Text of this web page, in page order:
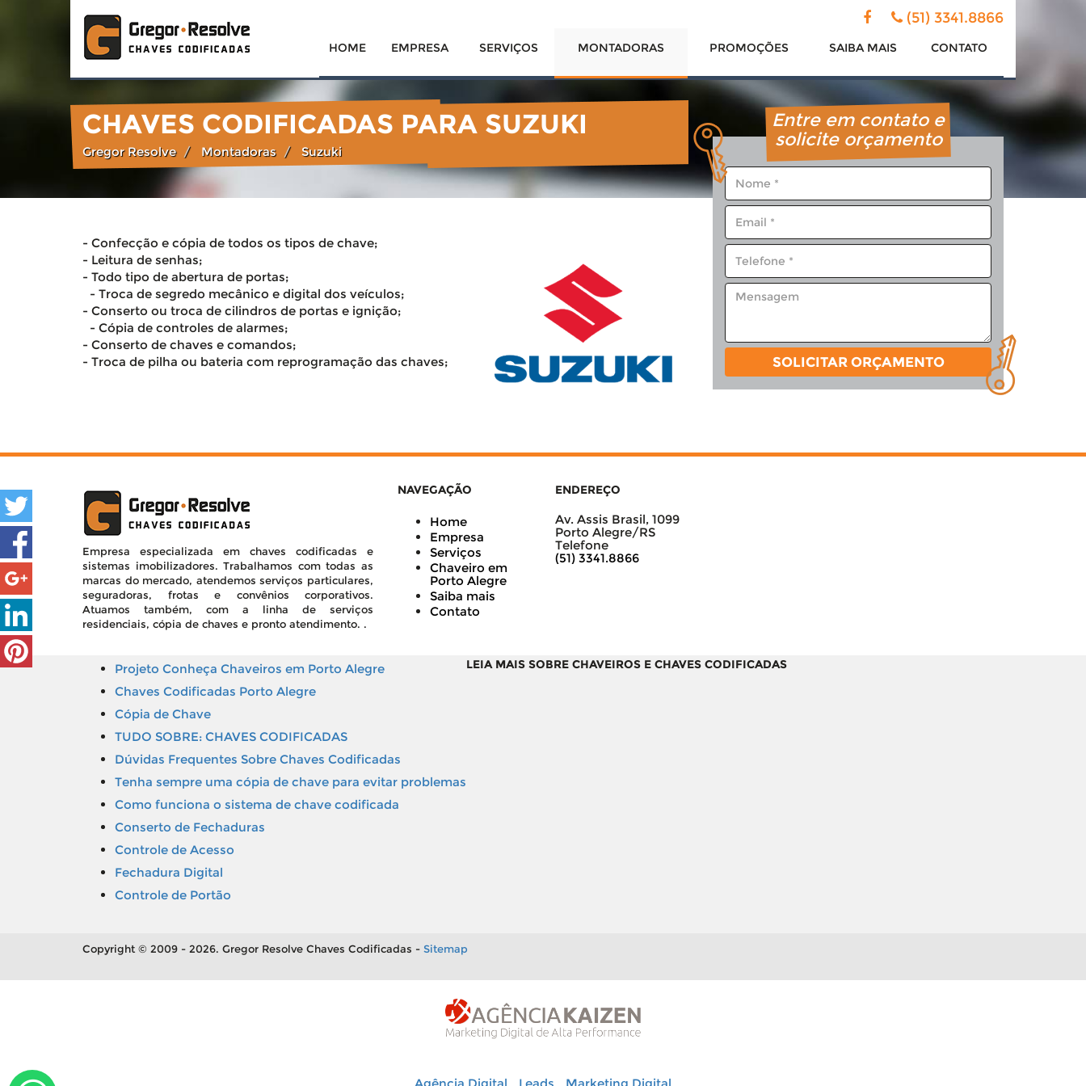
(51) 3341.8866
HOME EMPRESA SERVIÇOS MONTADORAS PROMOÇÕES SAIBA MAIS CONTATO
CHAVES CODIFICADAS PARA SUZUKI
Gregor Resolve Montadoras Suzuki
- Confecção e cópia de todos os tipos de chave;
- Leitura de senhas;
- Todo tipo de abertura de portas;
- Troca de segredo mecânico e digital dos veículos;
- Conserto ou troca de cilindros de portas e ignição;
- Cópia de controles de alarmes;
- Conserto de chaves e comandos;
- Troca de pilha ou bateria com reprogramação das chaves;
Entre em contato e
solicite orçamento
SOLICITAR ORÇAMENTO
Empresa especializada em chaves codificadas e
sistemas imobilizadores. Trabalhamos com todas as
marcas do mercado, atendemos serviços particulares,
seguradoras, frotas e convênios corporativos.
Atuamos também, com a linha de serviços
residenciais, cópia de chaves e pronto atendimento. .
NAVEGAÇÃO
Home
Empresa
Serviços
Chaveiro em
Porto Alegre
Saiba mais
Contato
ENDEREÇO
Av. Assis Brasil, 1099
Porto Alegre/RS
Telefone
(51) 3341.8866
LEIA MAIS SOBRE CHAVEIROS E CHAVES CODIFICADAS
Projeto Conheça Chaveiros em Porto Alegre
Chaves Codificadas Porto Alegre
Cópia de Chave
TUDO SOBRE: CHAVES CODIFICADAS
Dúvidas Frequentes Sobre Chaves Codificadas
Tenha sempre uma cópia de chave para evitar problemas
Como funciona o sistema de chave codificada
Conserto de Fechaduras
Controle de Acesso
Fechadura Digital
Controle de Portão
Copyright © 2009 - 2026. Gregor Resolve Chaves Codificadas - Sitemap